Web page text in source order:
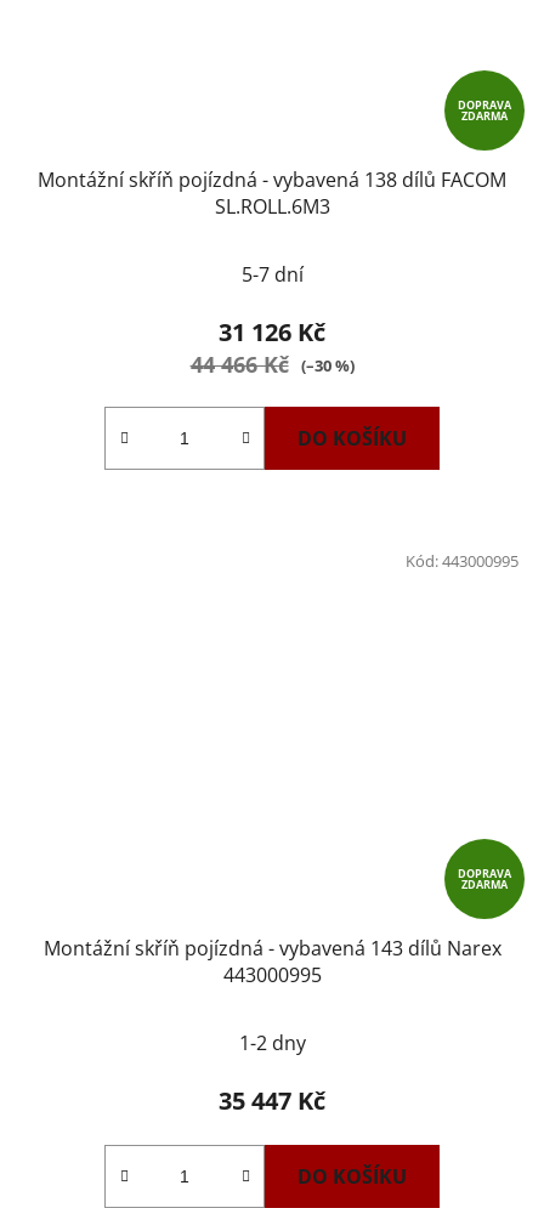
DOPRAVA
ZDARMA
Montážní skříň pojízdná - vybavená 138 dílů FACOM
SL.ROLL.6M3
5-7 dní
31 126 Kč
44 466 Kč (–30 %)
DO KOŠÍKU
DOPRAVA
ZDARMA
Montážní skříň pojízdná - vybavená 143 dílů Narex
443000995
1-2 dny
35 447 Kč
DO KOŠÍKU
Kód:443000995